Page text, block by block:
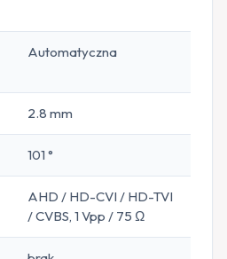
Automatyczna
2.8 mm
101 °
AHD / HD-CVI / HD-TVI
/ CVBS, 1 Vpp / 75 Ω